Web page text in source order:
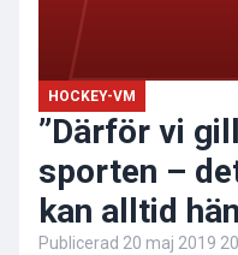
HOCKEY-VM
”Därför vi
sporten –
kan alltid
Publicerad 20 maj 2019